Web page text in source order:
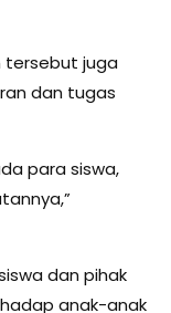
tersebut juga
dan tugas
para siswa,
dan pihak
anak-anak